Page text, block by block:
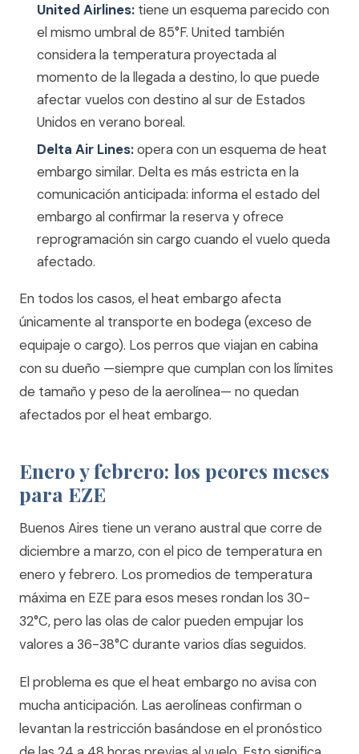
United Airlines: tiene un esquema parecido con
el mismo umbral de 85°F. United también
considera la temperatura proyectada al
momento de la llegada a destino, lo que puede
afectar vuelos con destino al sur de Estados
Unidos en verano boreal.
Delta Air Lines:opera con un esquema de heat
embargo similar. Delta es más estricta en la
comunicación anticipada: informa el estado del
embargo al confirmar la reserva y ofrece
reprogramación sin cargo cuando el vuelo queda
afectado.
En todos los casos, el heat embargo afecta
únicamente al transporte en bodega (exceso de
equipaje o cargo). Los perros que viajan en cabina
con su dueño —siempre que cumplan con los límites
de tamaño y peso de la aerolínea— no quedan
afectados por el heat embargo.
Enero y febrero: los peores meses
para EZE
Buenos Aires tiene un verano austral que corre de
diciembre a marzo, con el pico de temperatura en
enero y febrero. Los promedios de temperatura
máxima en EZE para esos meses rondan los 30-
32°C, pero las olas de calor pueden empujar los
valores a 36-38°C durante varios días seguidos.
El problema es que el heat embargo no avisa con
mucha anticipación. Las aerolíneas confirman o
levantan la restricción basándose en el pronóstico